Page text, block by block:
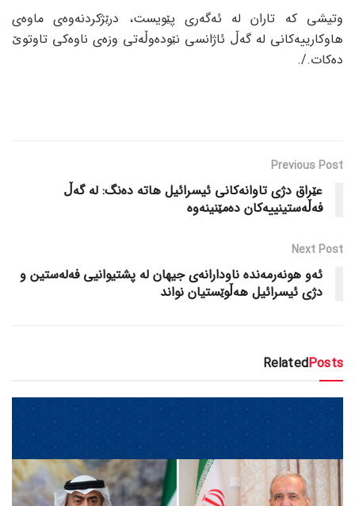
وتیشی کە تاران لە ئەگەری پێویست، درێژکردنەوەی ماوەی
هاوکارییەکانی لە گەڵ ئاژانسی نێودەوڵەتی وزەی ناوەکی تاوتوێ
دەکات./.
Previous Post
عێراق دژی تاوانەکانی ئیسرائیل هاتە دەنگ: لە گەڵ
فەڵەستینییەکان دەمێنینەوە
Next Post
ئەو هونەرمەندە ناودارانەی جیهان لە پشتیوانیی فەلەستین و
دژی ئیسرائیل هەڵوێستیان نواند
RelatedPosts